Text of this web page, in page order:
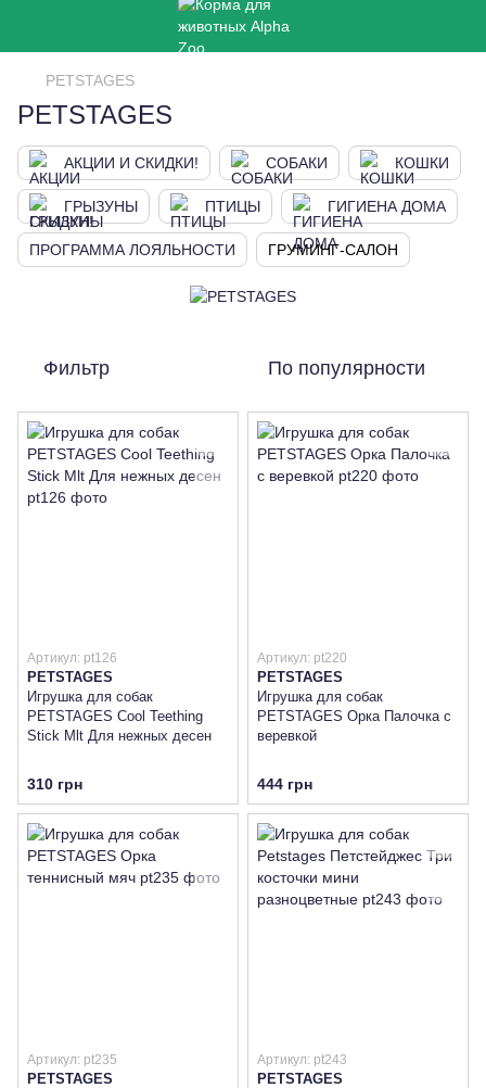
PETSTAGES
PETSTAGES
АКЦИИ И СКИДКИ! СОБАКИ КОШКИ
ГРЫЗУНЫ ПТИЦЫ ГИГИЕНА ДОМА
ПРОГРАММА ЛОЯЛЬНОСТИ ГРУМИНГ-САЛОН
Фильтр По популярности
Артикул: pt126
PETSTAGES
Игрушка для собак
PETSTAGES Cool Teething
Stick Mlt Для нежных десен
310 грн
Артикул: pt220
PETSTAGES
Игрушка для собак
PETSTAGES Орка Палочка с
веревкой
444 грн
Артикул: pt235
PETSTAGES
Артикул: pt243
PETSTAGES